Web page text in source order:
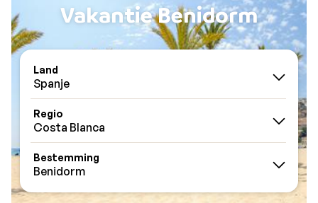
Vakantie Benidorm
Land
Spanje
Regio
Costa Blanca
Bestemming
Benidorm